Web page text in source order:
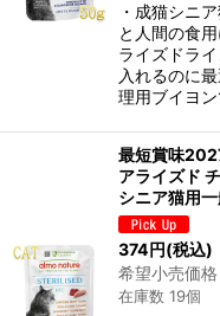
・成猫シニ
と人間の食
ライズドラ
入れるのに
理用ブイヨ
最短賞味
アライズド
シニア猫用
374円(税込)
希望小売価格
在庫数 19個